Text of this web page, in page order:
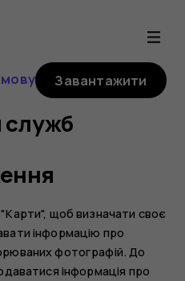
Завантажити
служб
щоб визначати своє
інформацію про
фотографій. До
інформація про